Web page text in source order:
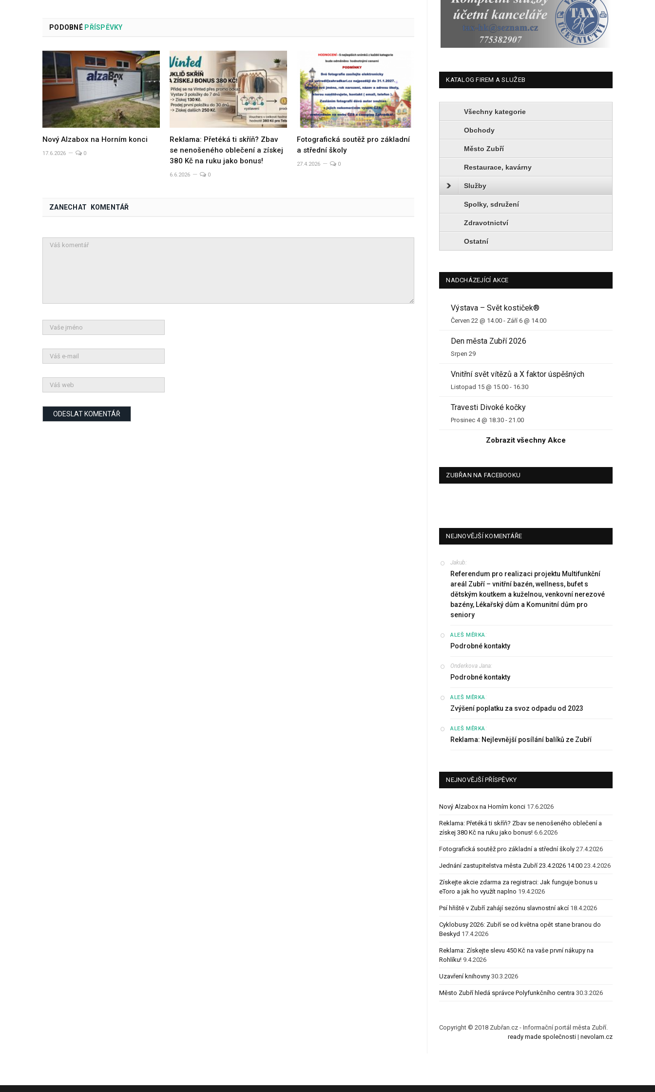
PODOBNÉPŘÍSPĚVKY
Nový Alzabox na Horním konci
17.6.2026 0
Reklama: Přetéká ti skříň? Zbav
se nenošeného oblečení a získej
380 Kč na ruku jako bonus!
6.6.2026 0
Fotografická soutěž pro základní
a střední školy
27.4.2026 0
ZANECHAT KOMENTÁŘ
KATALOG FIREM A SLUŽEB
Všechny kategorie
Obchody
Město Zubří
Restaurace, kavárny
Služby
Spolky, sdružení
Zdravotnictví
Ostatní
NADCHÁZEJÍCÍ AKCE
Výstava – Svět kostiček®
Červen 22 @ 14.00 - Září 6 @ 14.00
Den města Zubří 2026
Srpen 29
Vnitřní svět vítězů a X faktor úspěšných
Listopad 15 @ 15.00 - 16.30
Travesti Divoké kočky
Prosinec 4 @ 18.30 -21.00
Zobrazit všechny Akce
ZUBŘAN NA FACEBOOKU
NEJNOVĚJŠÍ KOMENTÁŘE
Jakub:
Referendum pro realizaci projektu Multifunkční
areál Zubří – vnitřní bazén, wellness, bufet s
dětským koutkem a kuželnou, venkovní nerezové
bazény, Lékařský dům a Komunitní dům pro
seniory
ALEŠ MĚRKA:
Podrobné kontakty
Onderkova Jana:
Podrobné kontakty
ALEŠ MĚRKA:
Zvýšení poplatku za svoz odpadu od 2023
ALEŠ MĚRKA:
Reklama: Nejlevnější posílání balíků ze Zubří
NEJNOVĚJŠÍ PŘÍSPĚVKY
Nový Alzabox na Horním konci 17.6.2026
Reklama: Přetéká ti skříň? Zbav se nenošeného oblečení a
získej 380 Kč na ruku jako bonus! 6.6.2026
Fotografická soutěž pro základní a střední školy 27.4.2026
Jednání zastupitelstva města Zubří 23.4.2026 14:00 23.4.2026
Získejte akcie zdarma za registraci: Jak funguje bonus u
eToro a jak ho využít naplno 19.4.2026
Psí hřiště v Zubří zahájí sezónu slavnostní akcí 18.4.2026
Cyklobusy 2026: Zubří se od května opět stane branou do
Beskyd 17.4.2026
Reklama: Získejte slevu 450 Kč na vaše první nákupy na
Rohlíku! 9.4.2026
Uzavření knihovny 30.3.2026
Město Zubří hledá správce Polyfunkčního centra 30.3.2026
Copyright © 2018 Zubřan.cz - Informační portál města Zubří.
ready made společnosti| nevolam.cz